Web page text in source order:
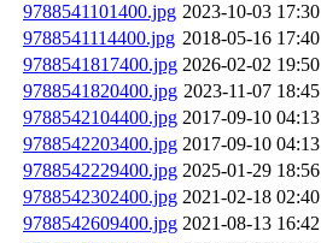
9788541101400.jpg 2023-10-03 17:30
9788541114400.jpg 2018-05-16 17:40
9788541817400.jpg 2026-02-02 19:50
9788541820400.jpg 2023-11-07 18:45
9788542104400.jpg 2017-09-10 04:13
9788542203400.jpg 2017-09-10 04:13
9788542229400.jpg 2025-01-29 18:56
9788542302400.jpg 2021-02-18 02:40
9788542609400.jpg 2021-08-13 16:42